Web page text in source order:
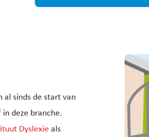
al sinds de start van
deze branche.
Dyslexie als